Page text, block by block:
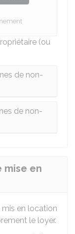
(ou
de non-
de non-
mise en
en location
le loyer.